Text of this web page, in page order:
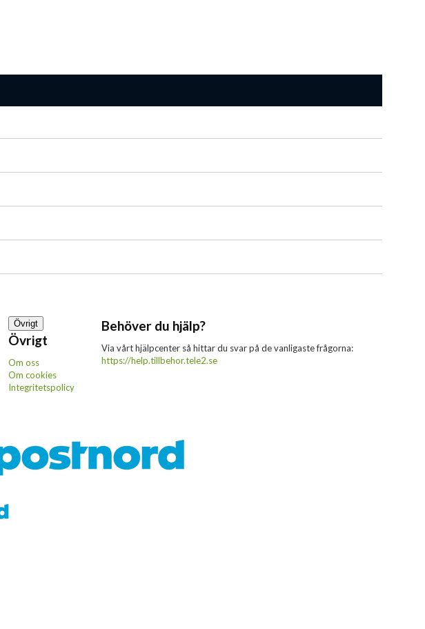
Övrigt
Övrigt
Om oss
Om cookies
Integritetspolicy
Behöver du hjälp?
Via vårt hjälpcenter så hittar du svar på de vanligaste frågorna:
https://help.tillbehor.tele2.se